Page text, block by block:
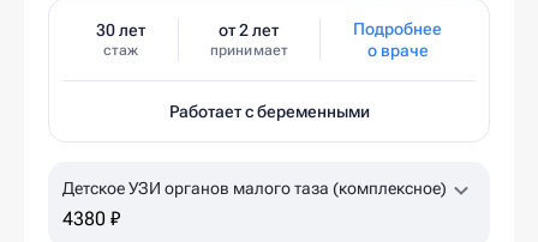
30 лет
стаж
от 2 лет
принимает
Подробнее
о враче
Работает с беременными
Детское УЗИ органов малого таза (комплексное)
4380 ₽